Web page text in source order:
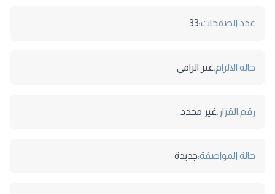
عدد الصفحات:33
حالة الالزام:غير الزامى
رقم القرار:غير محدد
حالة المواصفة:جديدة